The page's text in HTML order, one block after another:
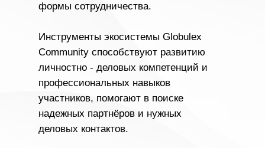
формы сотрудничества.
Инструменты экосистемы Globulex
Community способствуют развитию
личностно - деловых компетенций и
профессиональных навыков
участников, помогают в поиске
надежных партнёров и нужных
деловых контактов.